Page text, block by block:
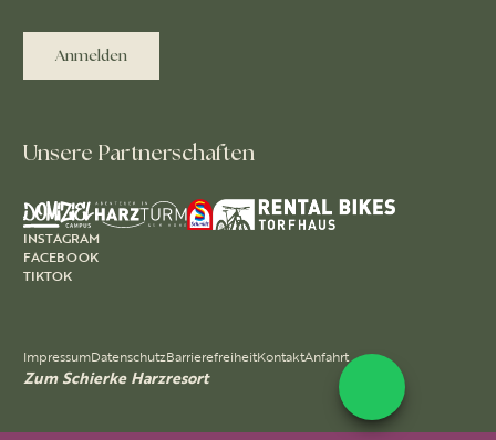
Anmelden
Unsere Partnerschaften
INSTAGRAM
FACEBOOK
TIKTOK
ImpressumDatenschutzBarrierefreiheitKontaktAnfahrt
Zum Schierke Harzresort